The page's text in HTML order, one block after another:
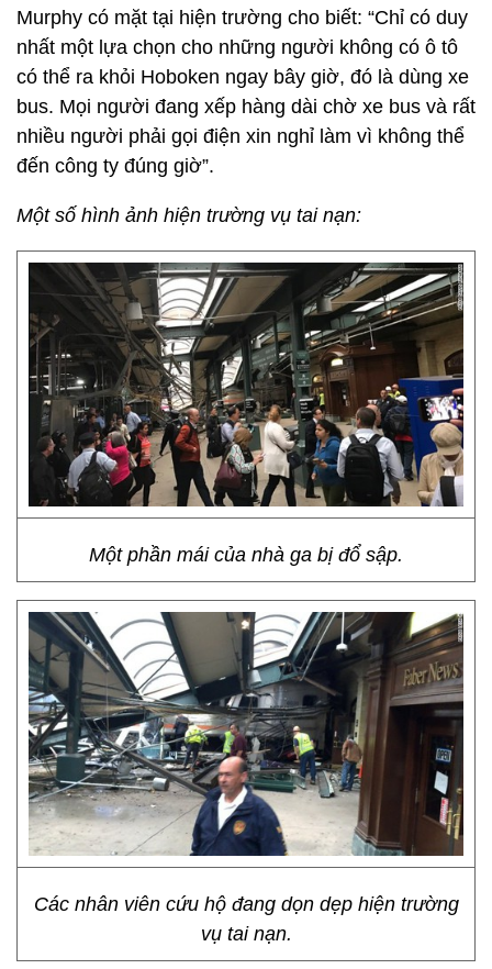
Murphy có mặt tại hiện trường cho biết: “Chỉ có duy
nhất một lựa chọn cho những người không có ô tô
có thể ra khỏi Hoboken ngay bây giờ, đó là dùng xe
bus. Mọi người đang xếp hàng dài chờ xe bus và rất
nhiều người phải gọi điện xin nghỉ làm vì không thể
đến công ty đúng giờ”.
Một số hình ảnh hiện trường vụ tai nạn:
Một phần mái của nhà ga bị đổ sập.
Các nhân viên cứu hộ đang dọn dẹp hiện trường
vụ tai nạn.